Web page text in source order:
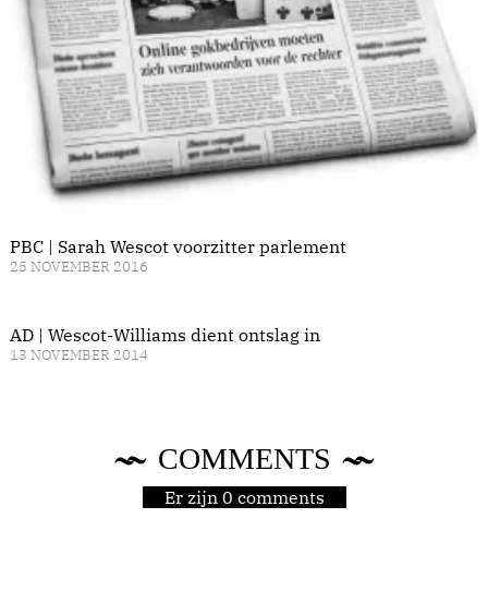
PBC | Sarah Wescot voorzitter parlement
25 NOVEMBER 2016
AD | Wescot-Williams dient ontslag in
13 NOVEMBER 2014
COMMENTS
Er zijn 0 comments